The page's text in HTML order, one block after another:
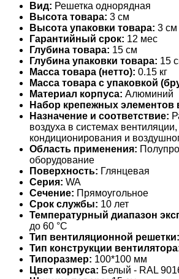
Вид: Решетка однорядная
Высота товара: 3 см
Высота упаковки товара: 3 см
Гарантийный срок: 12 мес
Глубина товара: 15 см
Глубина упаковки товара: 15
Масса товара (нетто): 0.15 кг
Масса товара с упаковкой
Материал корпуса: Алюминий
Набор крепежных элементов
Назначение и соответствие:
воздуха в системах вентиляции,
кондиционирования и
Область применения:
оборудование
Поверхность: Глянцевая
Серия: WA
Сечение: Прямоугольное
Срок службы: 10 лет
Температурный диапазон
до 60 °С
Тип вентиляционной решетки:
Тип конструкции
Типоразмер: 100*100 мм
Цвет корпуса: Белый - RAL